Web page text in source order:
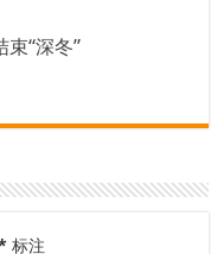
“深冬”
标注